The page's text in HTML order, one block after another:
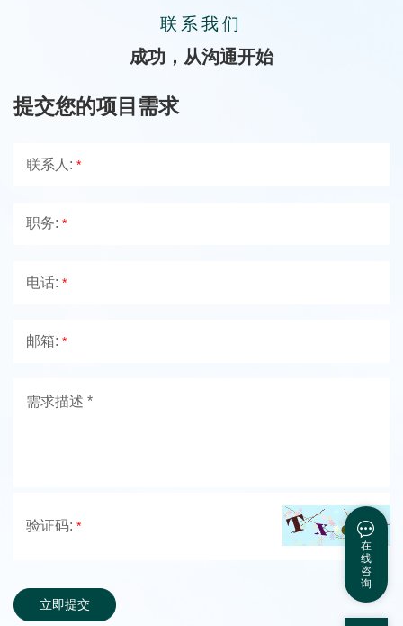
联系我们
成功，从沟通开始
提交您的项目需求
联系人: *
职务: *
电话: *
邮箱: *
验证码: *
立即提交
在
线
咨
询